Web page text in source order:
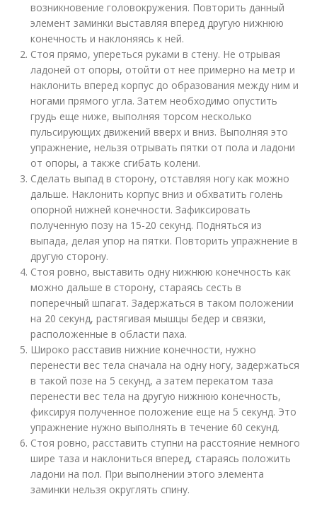
возникновение головокружения. Повторить данный
элемент заминки выставляя вперед другую нижнюю
конечность и наклоняясь к ней.
Стоя прямо, упереться руками в стену. Не отрывая
ладоней от опоры, отойти от нее примерно на метр и
наклонить вперед корпус до образования между ним и
ногами прямого угла. Затем необходимо опустить
грудь еще ниже, выполняя торсом несколько
пульсирующих движений вверх и вниз. Выполняя это
упражнение, нельзя отрывать пятки от пола и ладони
от опоры, а также сгибать колени.
Сделать выпад в сторону, отставляя ногу как можно
дальше. Наклонить корпус вниз и обхватить голень
опорной нижней конечности. Зафиксировать
полученную позу на 15-20 секунд. Подняться из
выпада, делая упор на пятки. Повторить упражнение в
другую сторону.
Стоя ровно, выставить одну нижнюю конечность как
можно дальше в сторону, стараясь сесть в
поперечный шпагат. Задержаться в таком положении
на 20 секунд, растягивая мышцы бедер и связки,
расположенные в области паха.
Широко расставив нижние конечности, нужно
перенести вес тела сначала на одну ногу, задержаться
в такой позе на 5 секунд, а затем перекатом таза
перенести вес тела на другую нижнюю конечность,
фиксируя полученное положение еще на 5 секунд. Это
упражнение нужно выполнять в течение 60 секунд.
Стоя ровно, расставить ступни на расстояние немного
шире таза и наклониться вперед, стараясь положить
ладони на пол. При выполнении этого элемента
заминки нельзя округлять спину.